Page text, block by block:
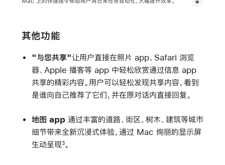
其他功能
"与您共享"让用户直接在照片 app、Safari 浏览
器、Apple 播客等 app 中轻松欣赏通过信息 app
共享的精彩内容。用户可以轻松发现共享内容，看到
是谁向自己推荐了它们，并在原对话内直接回复。
地图 app通过丰富的道路、街区、树木、建筑等城市
细节带来全新沉浸式体验，通过 Mac 绚丽的显示屏
生动呈现 3。